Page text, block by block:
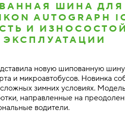
ШИНА ДЛЯ
AUTOGRAPH
И
новую шипованную
и микроавтобусов. Новинка
зимних условиях.
направленные на
водители.